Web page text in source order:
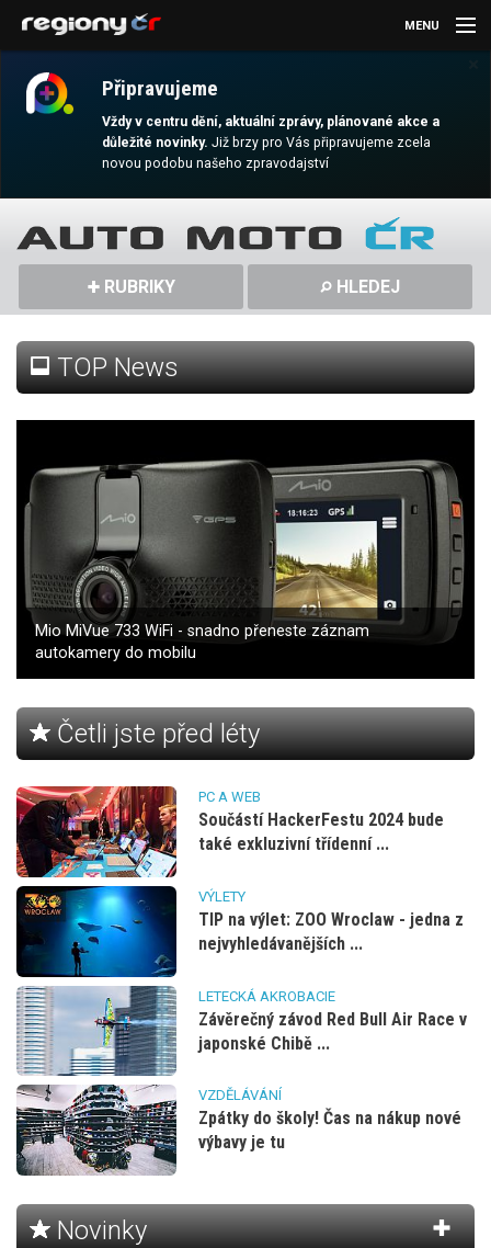
Připravujeme
Vždy v centru dění, aktuální zprávy, plánované akce a
důležité novinky.Již brzy pro Vás připravujeme zcela
novou podobu našeho zpravodajství
MENU
AKTUALITY
MAGAZÍN
DALŠÍ
REGION
RUBRIKY HLEDEJ
TOP News
Mio MiVue 733 WiFi - snadno přeneste záznam
autokamery do mobilu
Četli jste před léty
PC A WEB
Součástí HackerFestu 2024 bude
také exkluzivní třídenní ...
VÝLETY
TIP na výlet: ZOO Wroclaw - jedna z
nejvyhledávanějších ...
LETECKÁ AKROBACIE
Závěrečný závod Red Bull Air Race v
japonské Chibě ...
VZDĚLÁVÁNÍ
Zpátky do školy! Čas na nákup nové
výbavy je tu
Novinky